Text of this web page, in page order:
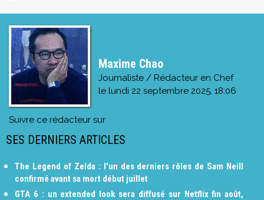
Maxime Chao
Journaliste / Rédacteur en Chef
le lundi 22 septembre 2025, 18:06
Suivre ce rédacteur sur
SES DERNIERS ARTICLES
The Legend of Zelda : l'un des derniers rôles de Sam Neill
confirmé avant sa mort début juillet
GTA 6 : un extended look sera diffusé sur Netflix fin août,